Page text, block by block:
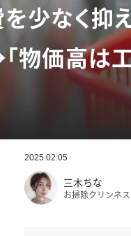
を少なく抑
物価高は工
2025.02.05
三木ちな
お掃除クリンネ